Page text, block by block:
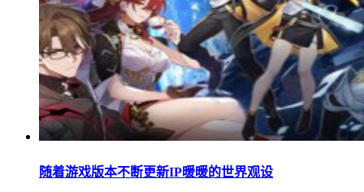
随着游戏版本不断更新IP暖暖的世界观设